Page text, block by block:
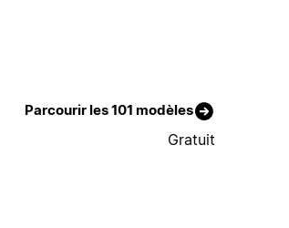
Parcourir les 101 modèles
Gratuit